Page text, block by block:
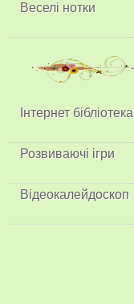
Веселі нотки
Інтернет бібліотека
Розвиваючі ігри
Відеокалейдоскоп